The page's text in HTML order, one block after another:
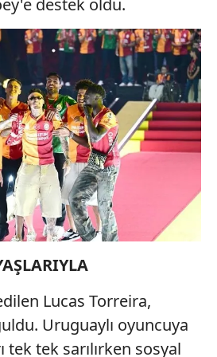
kullanılan çerezlerle ilgili bilgi
.
destek oldu.
Lucas Torreira,
Uruguaylı oyuncuya
tek tek sarılırken sosyal